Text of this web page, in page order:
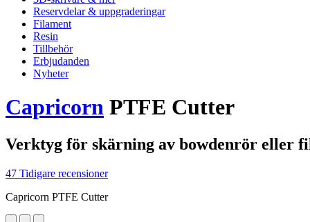
Reservdelar & uppgraderingar
Filament
Resin
Tillbehör
Erbjudanden
Nyheter
Capricorn PTFE Cutter
Verktyg för skärning av bowdenrör eller
47 Tidigare recensioner
Capricorn PTFE Cutter